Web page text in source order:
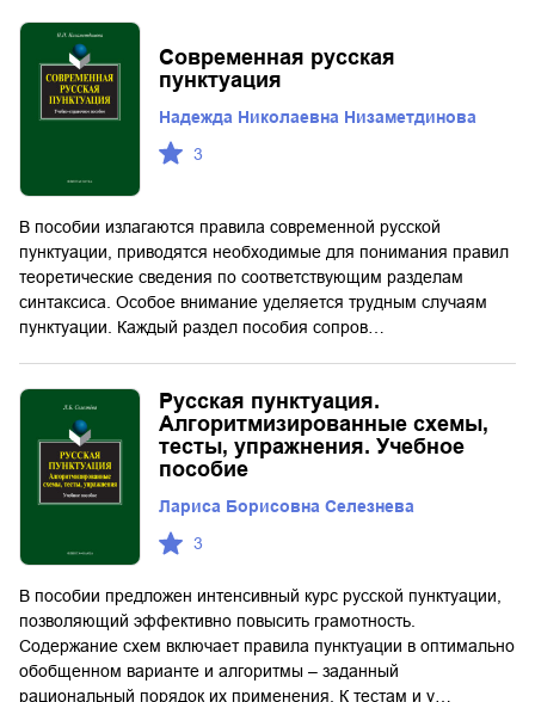
Современная русская
пунктуация
Надежда Николаевна Низаметдинова
3
В пособии излагаются правила современной русской
пунктуации, приводятся необходимые для понимания правил
теоретические сведения по соответствующим разделам
синтаксиса. Особое внимание уделяется трудным случаям
пунктуации. Каждый раздел пособия сопров…
Русская пунктуация.
Алгоритмизированные схемы,
тесты, упражнения. Учебное
пособие
Лариса Борисовна Селезнева
3
В пособии предложен интенсивный курс русской пунктуации,
позволяющий эффективно повысить грамотность.
Содержание схем включает правила пунктуации в оптимально
обобщенном варианте и алгоритмы – заданный
рациональный порядок их применения. К тестам и у…